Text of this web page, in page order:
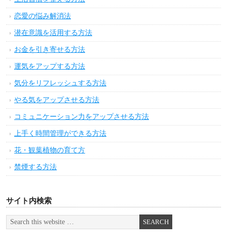
恋愛の悩み解消法
潜在意識を活用する方法
お金を引き寄せる方法
運気をアップする方法
気分をリフレッシュする方法
やる気をアップさせる方法
コミュニケーション力をアップさせる方法
上手く時間管理ができる方法
花・観葉植物の育て方
禁煙する方法
サイト内検索